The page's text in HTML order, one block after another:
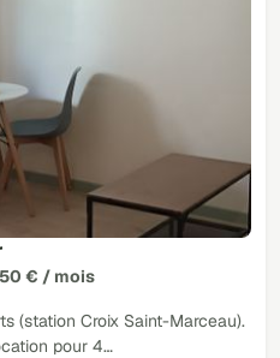
€ / mois
(station Croix Saint-Marceau).
pour 4…